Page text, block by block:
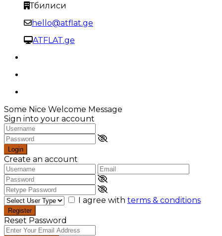
Тбилиси
hello@atflat.ge
ATFLAT.ge
Some Nice Welcome Message
Sign into your account
Login
Create an account
I agree with terms & conditions
Register
Reset Password